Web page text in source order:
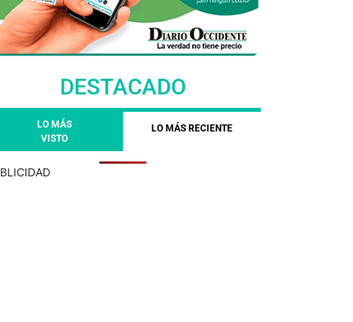
DESTACADO
LO MÁS
VISTO
LO MÁS RECIENTE